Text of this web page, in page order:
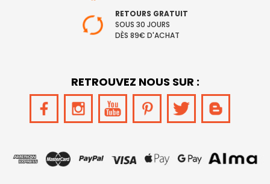
RETOURS GRATUIT
SOUS 30 JOURS
DÈS 89€ D'ACHAT
RETROUVEZ NOUS SUR :